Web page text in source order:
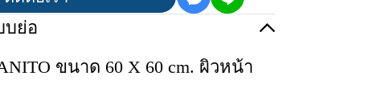
บย่อ
ขนาด 60 X 60 cm. ผิวหน้า